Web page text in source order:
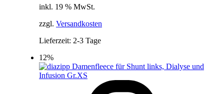
inkl. 19 % MwSt.
zzgl. Versandkosten
Lieferzeit: 2-3 Tage
12%